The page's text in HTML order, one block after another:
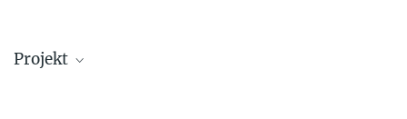
Projekt